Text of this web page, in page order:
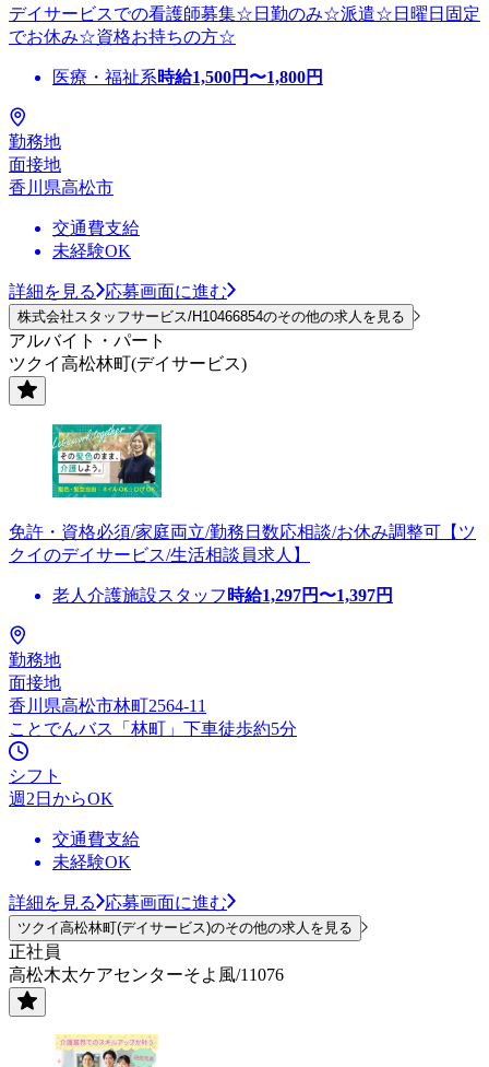
デイサービスでの看護師募集☆日勤のみ☆派遣☆日曜日固定
でお休み☆資格お持ちの方☆
医療・福祉系時給1,500円〜1,800円
勤務地
面接地
香川県高松市
交通費支給
未経験OK
詳細を見る 応募画面に進む
株式会社スタッフサービス/H10466854のその他の求人を見る
アルバイト・パート
ツクイ高松林町(デイサービス)
免許・資格必須/家庭両立/勤務日数応相談/お休み調整可【ツ
クイのデイサービス/生活相談員求人】
老人介護施設スタッフ 時給1,297円〜1,397円
勤務地
面接地
香川県高松市林町2564-11
ことでんバス「林町」下車徒歩約5分
シフト
週2日からOK
交通費支給
未経験OK
詳細を見る 応募画面に進む
ツクイ高松林町(デイサービス)のその他の求人を見る
正社員
高松木太ケアセンターそよ風/11076